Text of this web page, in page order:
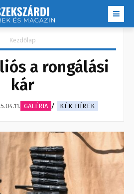
Kezdőlap
a rongálási
kár
GALÉRIA KÉK HÍREK